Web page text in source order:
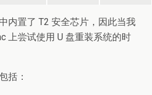
内置了 T2 安全芯片，因此当我
上尝试使用 U 盘重装系统的时
括：